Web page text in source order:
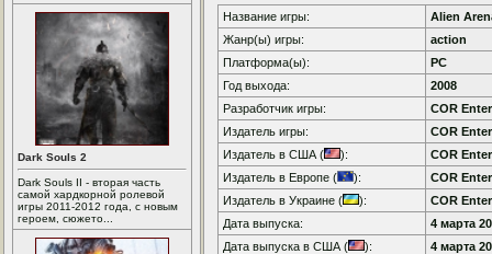
Dark Souls 2
Dark Souls II - вторая часть
самой хардкорной ролевой
игры 2011-2012 года, с новым
героем, сюжето...
Название игры:
Alien
Жанр(ы) игры:
action
Платформа(ы):
PC
Год выхода:
2008
Разработчик игры:
COR
Издатель игры:
COR
Издатель в США (
):
COR
Издатель в Европе (
):
COR
Издатель в Украине (
):
COR
Дата выпуска:
4 марта
Дата выпуска в США (
):
4 марта